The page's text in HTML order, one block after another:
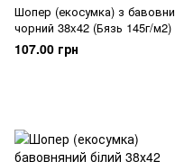
Шопер (екосумка) з бавовни
чорний 38x42 (Бязь 145г/м2)
107.00 грн